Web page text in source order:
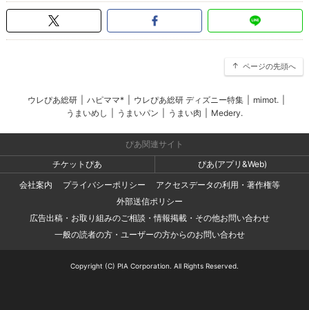
ページの先頭へ
ウレぴあ総研 ハピママ* ウレぴあ総研 ディズニー特集 mimot.
うまいめし
うまいパン うまい肉 Medery.
ぴあ関連サイト
チケットぴあ
ぴあ(アプリ&Web)
会社案内
プライバシーポリシー
アクセスデータの利用・著作権等
外部送信ポリシー
広告出稿・お取り組みのご相談・情報掲載・その他お問い合わせ
一般の読者の方・ユーザーの方からのお問い合わせ
Copyright (C) PIA Corporation. All Rights Reserved.